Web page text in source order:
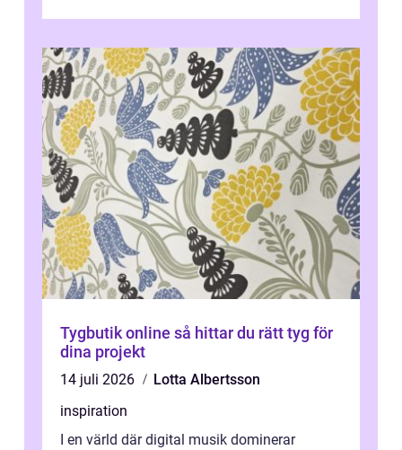
Tygbutik online så hittar du rätt tyg för
dina projekt
14 juli 2026
Lotta Albertsson
inspiration
I en värld där digital musik dominerar